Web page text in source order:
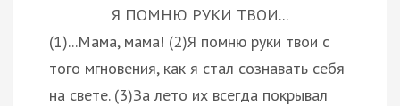
Я ПОМНЮ РУКИ ТВОИ...
(1)...Мама, мама! (2)Я помню руки твои с
того мгновения, как я стал сознавать себя
на свете. (3)За лето их всегда покрывал